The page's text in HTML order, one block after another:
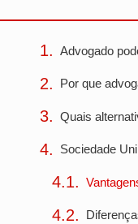
Advogado
Por que
Quais
Sociedade